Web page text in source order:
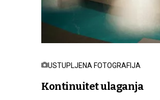
USTUPLJENA FOTOGRAFIJA
Kontinuitet ulaganja